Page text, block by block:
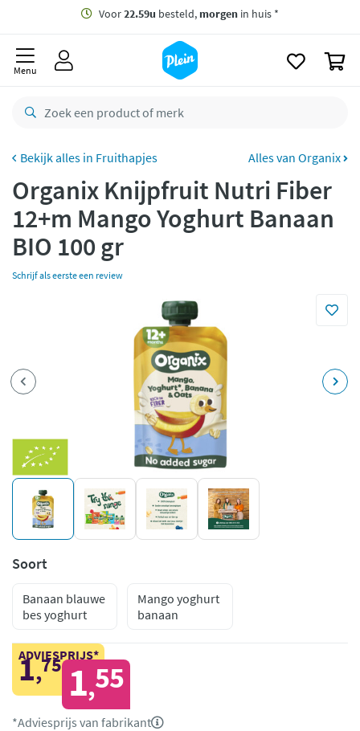
Gratisbezorging vanaf 35,- *
besteld,
retourneren
CO2 neutraal
Betaal met Klarna
Menu
Fruithapjes Alles van Organix
Organix Knijpfruit Nutri Fiber
12+m Mango Yoghurt Banaan
BIO 100 gr
Schrijf als eerste een review
Soort
Banaan blauwe
bes yoghurt
Mango yoghurt
banaan
ADVIESPRIJS*
1,75 1,55
*Adviesprijs van fabrikant